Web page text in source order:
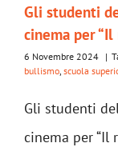
Gli studenti
cinema per
6 Novembre 2024 |
bullismo scuola
Gli studenti
cinema per “Il